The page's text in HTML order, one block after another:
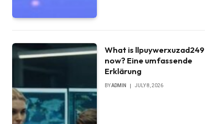
What is llpuywerxuzad249
now? Eine umfassende
Erklärung
BYADMIN JULY 8, 2026